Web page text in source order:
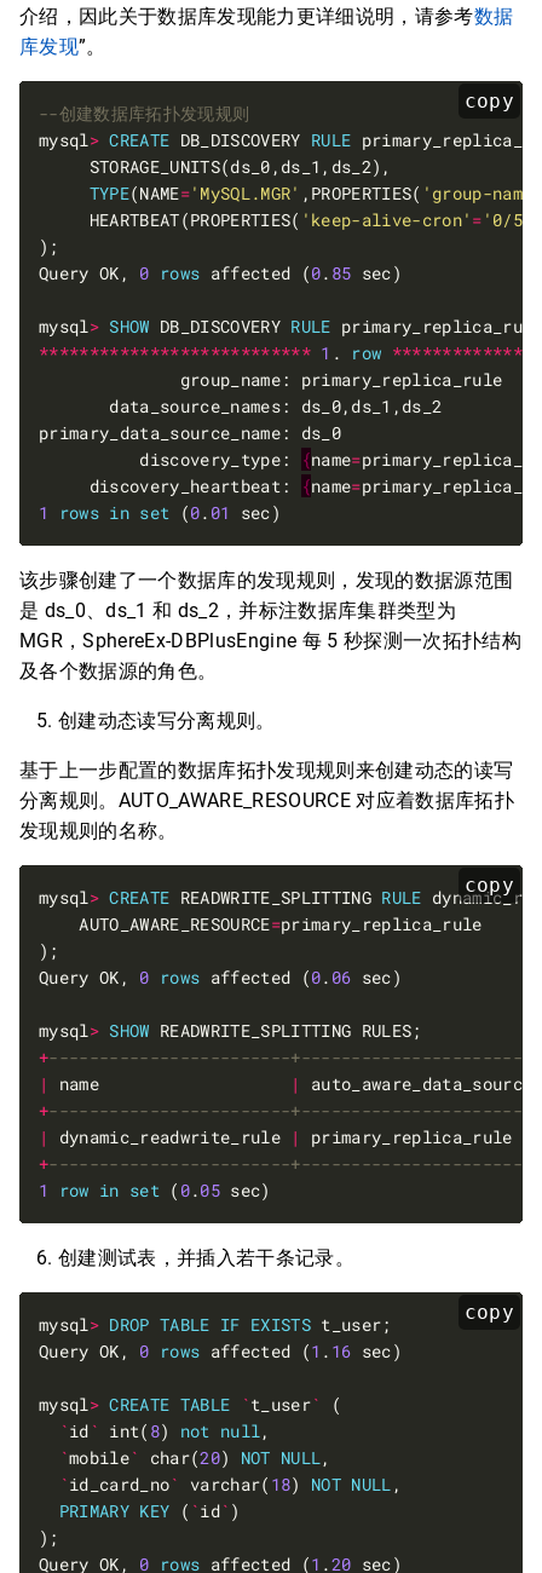
介绍，因此关于数据库发现能力更详细说明，请参考数据
库发现”。
copy
mysql> CREATE DB_DISCOVERY RULE
TYPE(NAME='MySQL.MGR' ,PROPERTIES( 'group-name'
     HEARTBEAT(PROPERTIES(
'keep-alive-cron' = '0/5
Query OK, 0 rows affected (0. 85
mysql> SHOW DB_DISCOVERY RULE primary_replica_rule
*************************** 1 . row
primary_data_source_name: ds_0
          discovery_type:
{name=
     discovery_heartbeat:
{name=
1
rows in set (0. 01
该步骤创建了一个数据库的发现规则，发现的数据源范围
是 ds_0、ds_1 和 ds_2，并标注数据库集群类型为
MGR，SphereEx-DBPlusEngine 每 5 秒探测一次拓扑结构
及各个数据源的角色。
创建动态读写分离规则。
基于上一步配置的数据库拓扑发现规则来创建动态的读写
分离规则。AUTO_AWARE_RESOURCE 对应着数据库拓扑
发现规则的名称。
copy
mysql> CREATE READWRITE_SPLITTING RULE
    AUTO_AWARE_RESOURCE
=
Query OK, 0 rows affected (0. 06
mysql> SHOW
+
|
name |
+
|
dynamic_readwrite_rule |
+
1
row in set ( 0.05
创建测试表，并插入若干条记录。
copy
mysql> DROP TABLE IF EXISTS
Query OK, 0 rows affected (1 . 16
mysql> CREATE TABLE `t_user`
`id ` int( 8) not null
`mobile` char(20) NOT NULL
`id_card_no` varchar( 18) NOT NULL
PRIMARY KEY ( `id`
Query OK, 0 rows affected (1 .20